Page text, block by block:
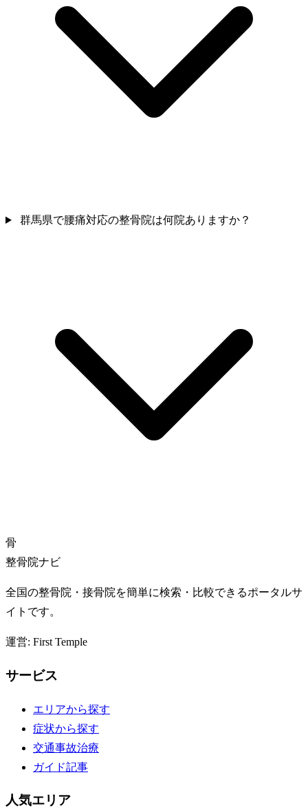
群馬県で腰痛対応の整骨院は何院ありますか？
骨
整骨院ナビ
全国の整骨院・接骨院を簡単に検索・比較できるポータルサ
イトです。
運営: First Temple
サービス
エリアから探す
症状から探す
交通事故治療
ガイド記事
人気エリア